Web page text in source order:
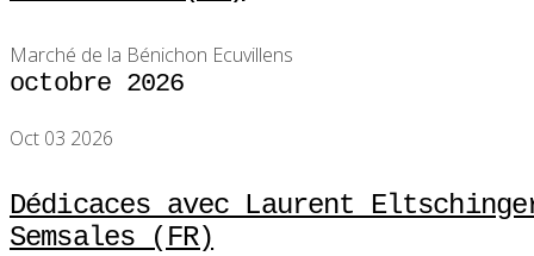
Marché de la Bénichon Ecuvillens
octobre 2026
Oct 03 2026
Dédicaces avec Laurent
Semsales (FR)